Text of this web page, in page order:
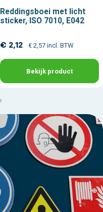
Reddingsboei met licht
sticker, ISO 7010, E042
€ 2,12 € 2,57 incl. BTW
Bekijk product